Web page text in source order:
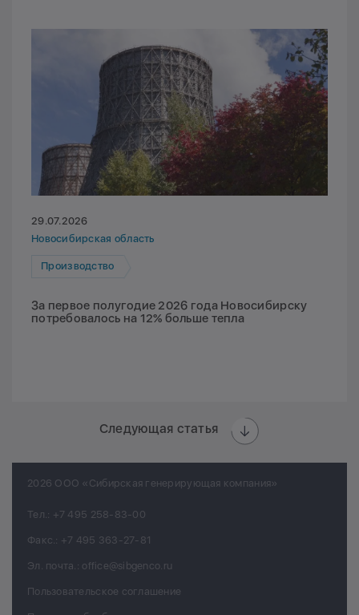
29.07.2026
Новосибирская область
Производство
За первое полугодие 2026 года Новосибирску
потребовалось на 12% больше тепла
Следующая статья
2026 ООО «Сибирская генерирующая компания»
Тел.: +7 495 258-83-00
Факс.: +7 495 363-27-81
Эл. почта.: office@sibgenco.ru
Пользовательское соглашение